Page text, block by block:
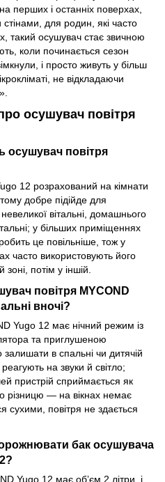
перших і останніх поверхах,
для родин, які часто
такий осушувач стає звичною
коли починається сезон
і просто живуть у більш
не відкладаючи
осушувач повітря
осушувач повітря
12 розрахований на кімнати
добре підійде для
вітальні, домашнього
у більших приміщеннях
це повільніше, тож у
часто використовують його
потім у іншій.
повітря MYCOND
вночі?
Yugo 12 має нічний режим із
та приглушеною
в спальні чи дитячій
на звуки й світло;
пристрій сприймається як
різницю — на вікнах немає
сухими, повітря не здається
бак осушувача
Yugo 12 має обʼєм 2 літри, і